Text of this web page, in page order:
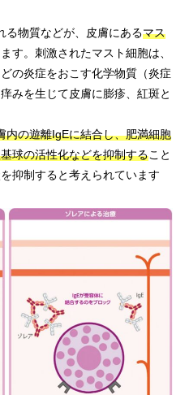
る物質などが、皮膚にあるマス
す。刺激されたマスト細胞は、
の炎症をおこす化学物質（炎症
みを生じて皮膚に膨疹、紅斑と
内の遊離IgEに結合し、肥満細胞
球の活性化などを抑制すること
抑制すると考えられています